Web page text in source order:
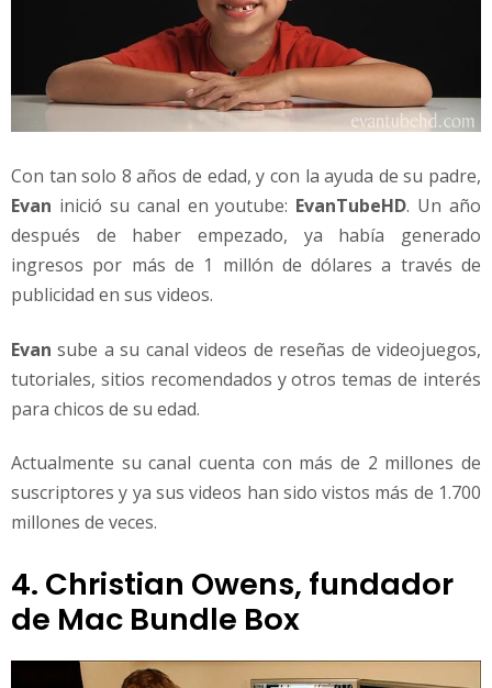
Con tan solo 8 años de edad, y con la ayuda de su padre,
Evan inició su canal en youtube: EvanTubeHD. Un año
después de haber empezado, ya había generado
ingresos por más de 1 millón de dólares a través de
publicidad en sus videos.
Evan sube a su canal videos de reseñas de videojuegos,
tutoriales, sitios recomendados y otros temas de interés
para chicos de su edad.
Actualmente su canal cuenta con más de 2 millones de
suscriptores y ya sus videos han sido vistos más de 1.700
millones de veces.
4. Christian Owens, fundador
de Mac Bundle Box